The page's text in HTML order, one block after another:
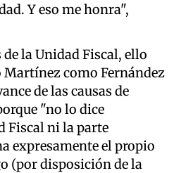
Y eso me honra",
la Unidad Fiscal, ello
como Fernández
de las causas de
"no lo dice
Fiscal ni la parte
expresamente el propio
(por disposición de la